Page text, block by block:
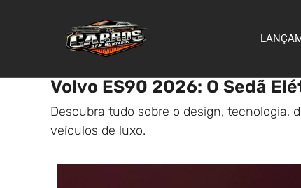
Volvo ES90 2026: O Sedã
Descubra tudo sobre o design, tecnologia,
veículos de luxo.